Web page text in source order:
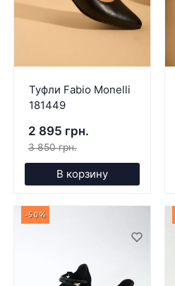
Туфли Fabio Monelli
181449
2 895 грн.
3 850 грн.
В корзину
-50%